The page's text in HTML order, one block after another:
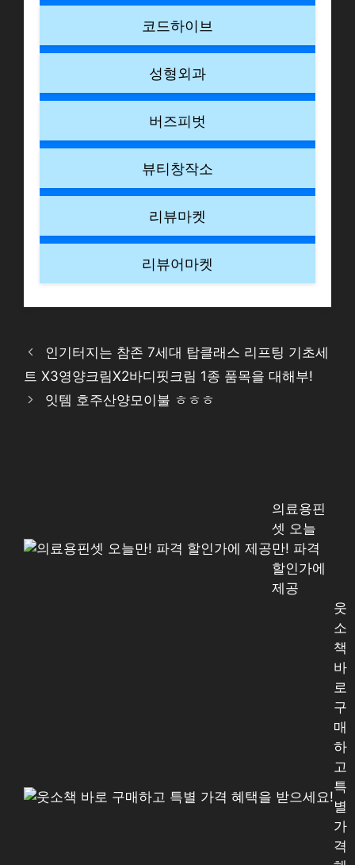
코드하이브
성형외과
버즈피벗
뷰티창작소
리뷰마켓
리뷰어마켓
인기터지는 참존 7세대 탑클래스 리프팅 기초세
트 X3영양크림X2바디핏크림 1종 품목을 대해부!
잇템 호주산양모이불 ㅎㅎㅎ
의료용핀
셋 오늘
만! 파격
할인가에
제공
웃
소
책
바
로
구
매
하
고
특
별
가
격